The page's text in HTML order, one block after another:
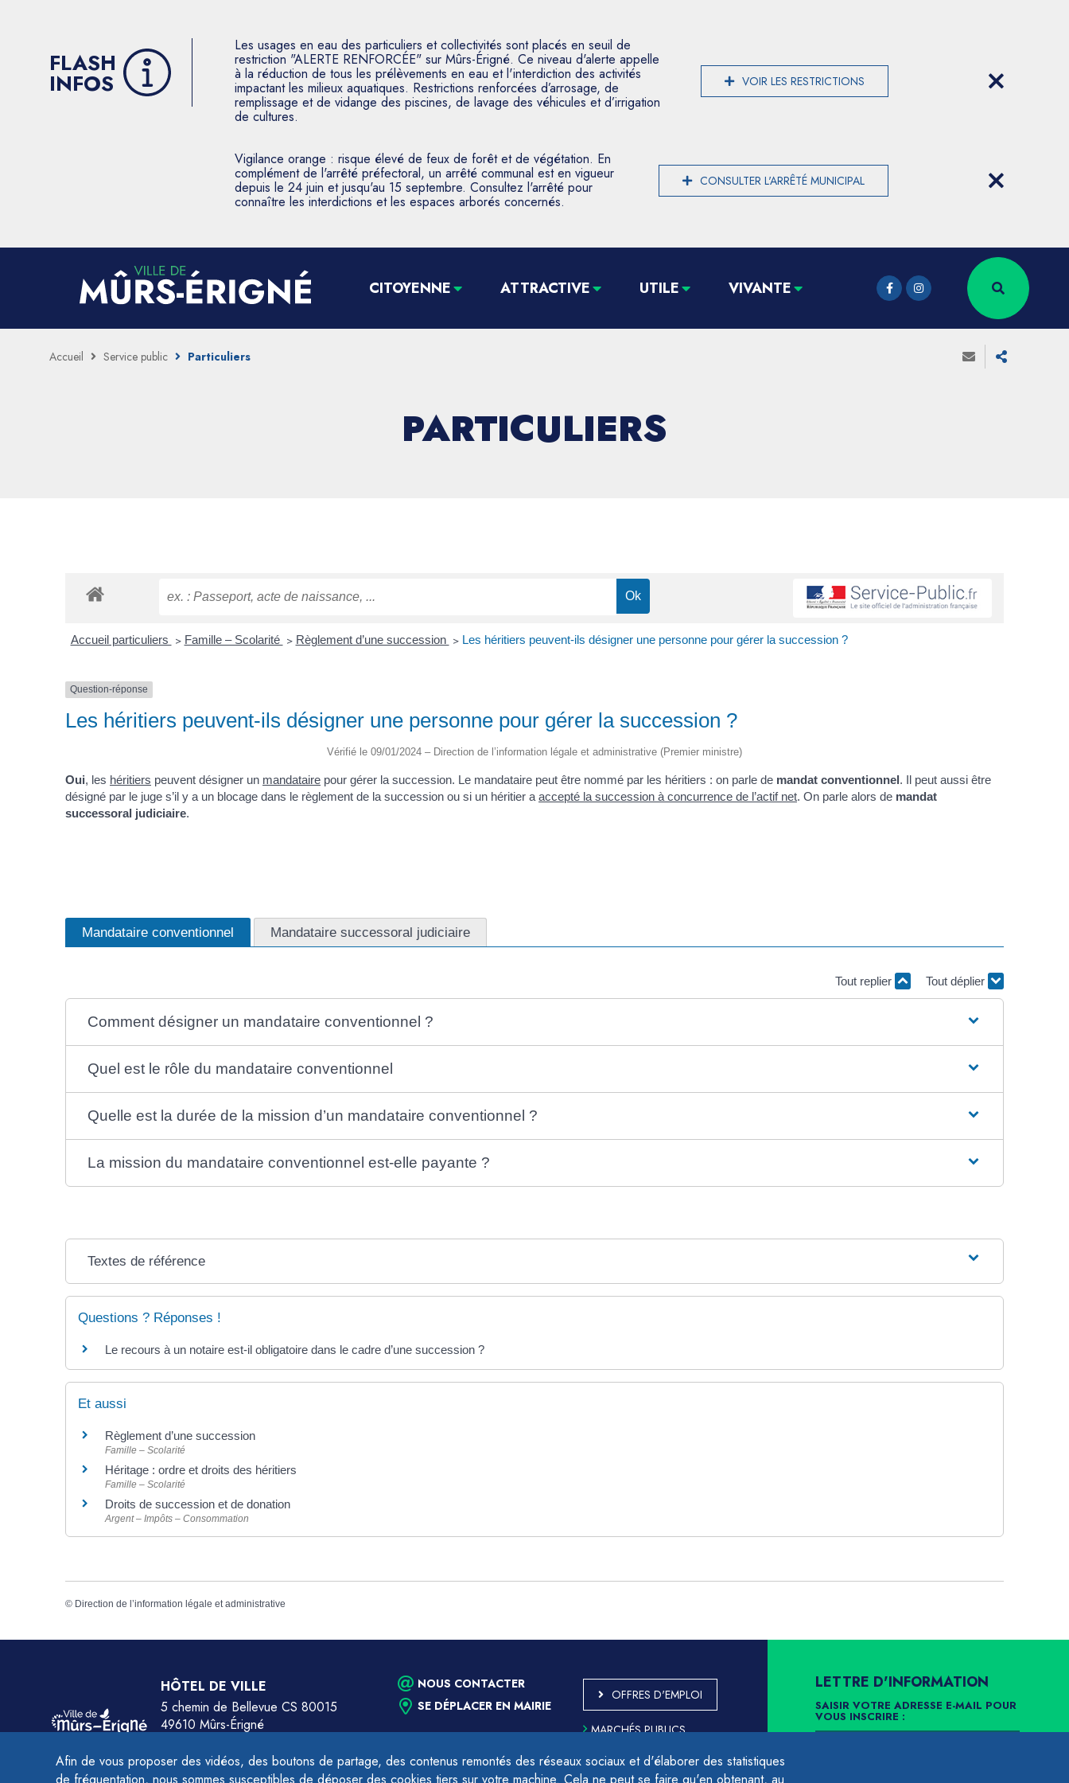
Afin de vous proposer des vidéos, des boutons de partage, des contenus remontés des réseaux sociaux et d'élaborer des statistiques
FLASH
INFOS
Les usages en eau des particuliers et collectivités sont placés en seuil de
restriction "ALERTE RENFORCÉE" sur Mûrs-Érigné. Ce niveau d'alerte appelle
à la réduction de tous les prélèvements en eau et l'interdiction des activités
impactant les milieux aquatiques. Restrictions renforcées d’arrosage, de
remplissage et de vidange des piscines, de lavage des véhicules et d’irrigation
de cultures.
VOIR LES RESTRICTIONS
Vigilance orange : risque élevé de feux de forêt et de végétation. En
complément de l'arrêté préfectoral, un arrêté communal est en vigueur
depuis le 24 juin et jusqu'au 15 septembre. Consultez l'arrêté pour
connaître les interdictions et les espaces arborés concernés.
CONSULTER L'ARRÊTÉ MUNICIPAL
CITOYENNE ATTRACTIVE UTILE VIVANTE
Accueil Service public Particuliers
PARTICULIERS
Accueil particuliers > Famille – Scolarité > Règlement d’une succession > Les héritiers peuvent-ils désigner une personne pour gérer la succession ?
Question-réponse
Les héritiers peuvent-ils désigner une personne pour gérer la succession ?
Vérifié le 09/01/2024 – Direction de l’information légale et administrative (Premier ministre)
Oui, les héritiers peuvent désigner un mandataire pour gérer la succession. Le mandataire peut être nommé par les héritiers : on parle de mandat conventionnel. Il peut aussi être
désigné par le juge s’il y a un blocage dans le règlement de la succession ou si un héritier a accepté la succession à concurrence de l’actif net. On parle alors de mandat
successoral judiciaire.
Mandataire conventionnel Mandataire successoral judiciaire
Tout replier Tout déplier
Comment désigner un mandataire conventionnel ?
Quel est le rôle du mandataire conventionnel
Quelle est la durée de la mission d’un mandataire conventionnel ?
La mission du mandataire conventionnel est-elle payante ?
Textes de référence
Questions ? Réponses !
Le recours à un notaire est-il obligatoire dans le cadre d’une succession ?
Et aussi
Règlement d’une succession
Famille – Scolarité
Héritage : ordre et droits des héritiers
Famille – Scolarité
Droits de succession et de donation
Argent – Impôts – Consommation
© Direction de l’information légale et administrative
HÔTEL DE VILLE
5 chemin de Bellevue CS 80015
49610 Mûrs-Érigné
NOUS CONTACTER
SE DÉPLACER EN MAIRIE
OFFRES D'EMPLOI
MARCHÉS PUBLICS
CONFORME
PLAN DU SITE
LETTRE D'INFORMATION
SAISIR VOTRE ADRESSE E-MAIL POUR
VOUS INSCRIRE :